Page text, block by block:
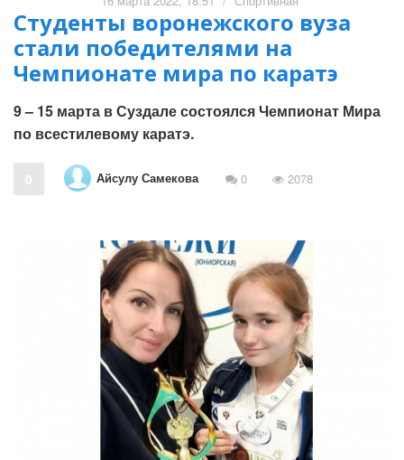
Студенты воронежского вуза
стали победителями на
Чемпионате мира по каратэ
9 – 15 марта в Суздале состоялся Чемпионат Мира
по всестилевому каратэ.
0 Айсулу Самекова 0 2078